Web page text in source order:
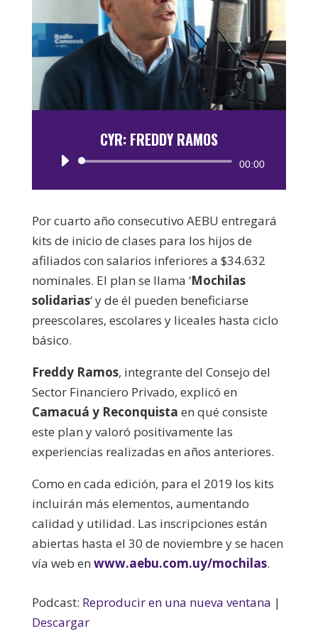
CYR: FREDDY RAMOS
Reproductor
00:00
Por cuarto año consecutivo AEBU entregará
kits de inicio de clases para los hijos de
afiliados con salarios inferiores a $34.632
nominales. El plan se llama ‘Mochilas
solidarias‘ y de él pueden beneficiarse
preescolares, escolares y liceales hasta ciclo
básico.
Freddy Ramos, integrante del Consejo del
Sector Financiero Privado, explicó en
Camacuá y Reconquista en qué consiste
este plan y valoró positivamente las
experiencias realizadas en años anteriores.
Como en cada edición, para el 2019 los kits
incluirán más elementos, aumentando
calidad y utilidad. Las inscripciones están
abiertas hasta el 30 de noviembre y se hacen
vía web en www.aebu.com.uy/mochilas.
Podcast: Reproducir en una nueva ventana |
Descargar